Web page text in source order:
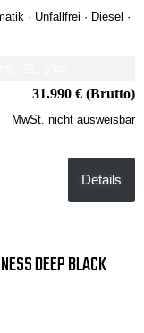
· Unfallfrei · Diesel ·
31.990 € (Brutto)
MwSt. nicht ausweisbar
Details
DEEP BLACK